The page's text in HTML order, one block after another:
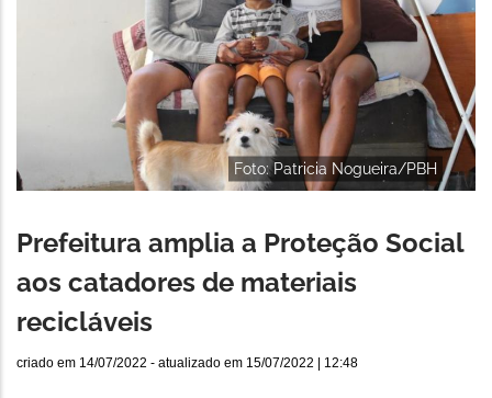
Foto: Patricia Nogueira/PBH
Prefeitura amplia a Proteção Social
aos catadores de materiais
recicláveis
criado em 14/07/2022 - atualizado em 15/07/2022 | 12:48